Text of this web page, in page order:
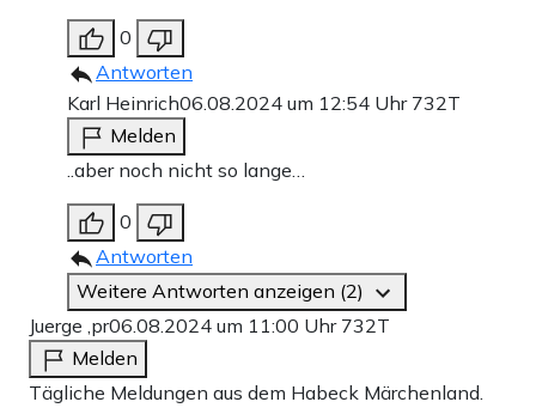
0
Antworten
Karl Heinrich06.08.2024 um 12:54 Uhr 732T
Melden
..aber noch nicht so lange…
0
Antworten
Weitere Antworten anzeigen (2)
Juerge ,pr06.08.2024 um 11:00 Uhr 732T
Melden
Tägliche Meldungen aus dem Habeck Märchenland.